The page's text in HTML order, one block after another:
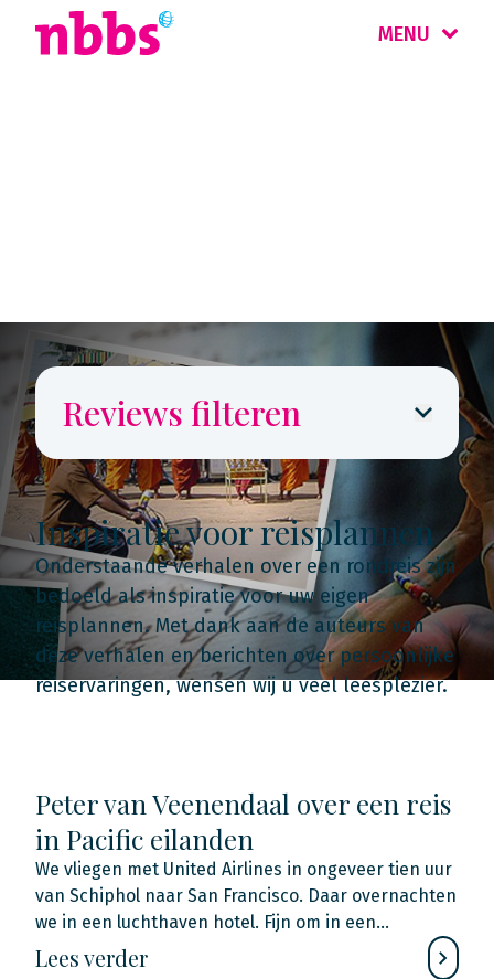
MENU
Reviews filteren
Inspiratie voor reisplannen
Onderstaande verhalen over een rondreis zijn
bedoeld als inspiratie voor uw eigen
reisplannen. Met dank aan de auteurs van
deze verhalen en berichten over persoonlijke
reiservaringen, wensen wij u veel leesplezier.
Peter van Veenendaal over een reis
in Pacific eilanden
We vliegen met United Airlines in ongeveer tien uur
van Schiphol naar San Francisco. Daar overnachten
we in een luchthaven hotel. Fijn om in een…
Lees verder